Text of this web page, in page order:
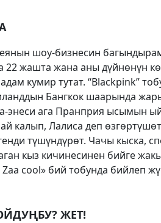
шоу-бизнесин
22 жашта жана аны дүйнөнүн
кумир тутат. “Blackpink”
Бангкок шаарында
энеси ага Пранприя ысымын
калып, Лалиса деп
түшүндүрөт. Чачы кыска,
кыз кичинесинен бийге
Zaa cool» бий тобунда бийлеп
ЖЕТ!